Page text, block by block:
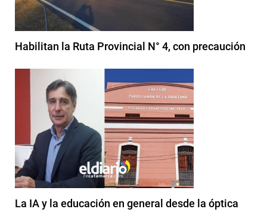
Habilitan la Ruta Provincial N° 4, con precaución
La IA y la educación en general desde la óptica